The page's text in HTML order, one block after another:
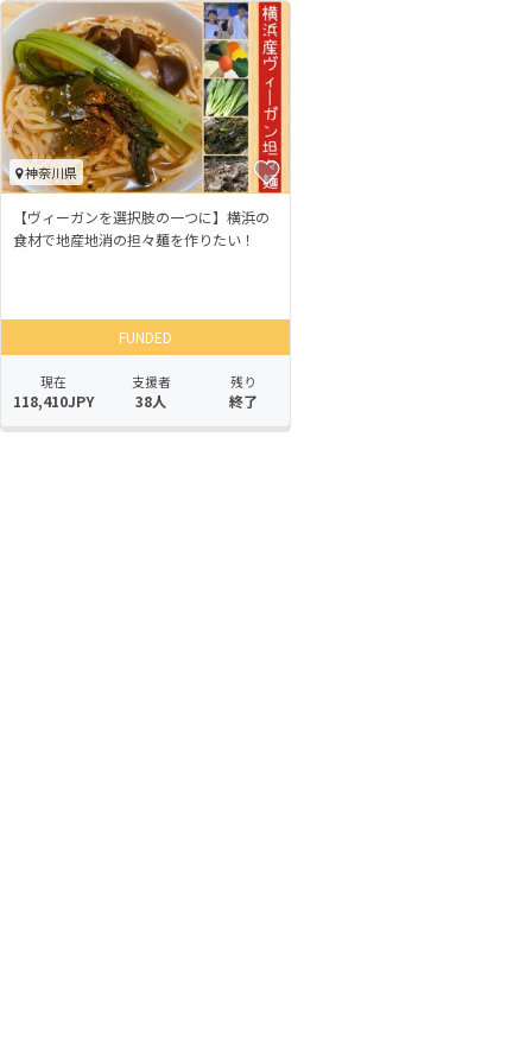
神奈川県
【ヴィーガンを選択肢の一つに】横浜の
食材で地産地消の担々麺を作りたい！
FUNDED
現在
118,410JPY
支援者
38人
残り
終了